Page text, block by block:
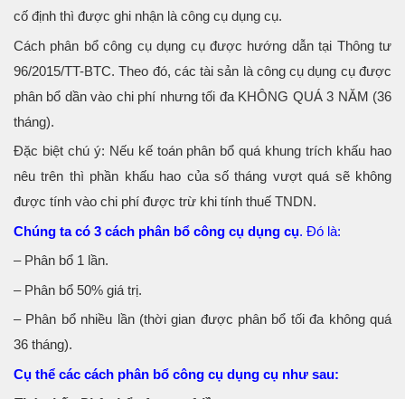
cố định thì được ghi nhận là công cụ dụng cụ.
Cách phân bổ công cụ dụng cụ được hướng dẫn tại Thông tư
96/2015/TT-BTC. Theo đó, các tài sản là công cụ dụng cụ được
phân bổ dần vào chi phí nhưng tối đa KHÔNG QUÁ 3 NĂM (36
tháng).
Đặc biệt chú ý: Nếu kế toán phân bổ quá khung trích khấu hao
nêu trên thì phần khấu hao của số tháng vượt quá sẽ không
được tính vào chi phí được trừ khi tính thuế TNDN.
Chúng ta có 3 cách phân bổ công cụ dụng cụ. Đó là:
– Phân bổ 1 lần.
– Phân bổ 50% giá trị.
– Phân bổ nhiều lần (thời gian được phân bổ tối đa không quá
36 tháng).
Cụ thể các cách phân bổ công cụ dụng cụ như sau: